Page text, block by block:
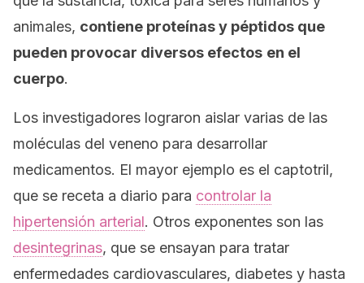
animales, contiene proteínas y péptidos que
pueden provocar diversos efectos en el
cuerpo.
Los investigadores lograron aislar varias de las
moléculas del veneno para desarrollar
medicamentos. El mayor ejemplo es el captotril,
que se receta a diario para controlar la
hipertensión arterial. Otros exponentes son las
desintegrinas, que se ensayan para tratar
enfermedades cardiovasculares, diabetes y hasta